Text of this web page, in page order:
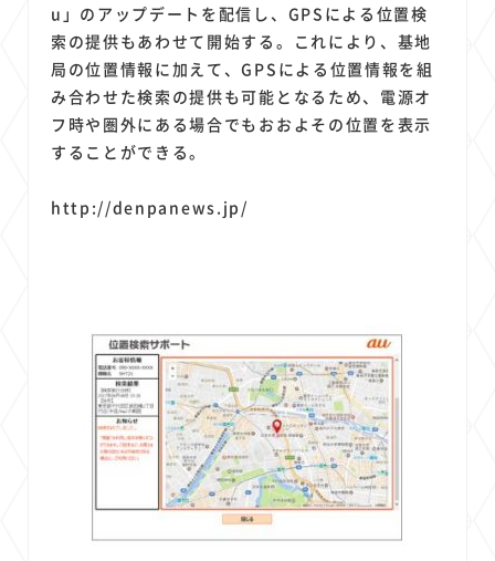
ポイントサービス 1 共通ポイント 1 経済圏 1 Azure AI 1
Google Pixel 1 surface 1 会社 1 価格 NTTドコモ 1
オンラインサロン
u」のアップデートを配信し、GPSによる位置検
索の提供もあわせて開始する。これにより、基地
局の位置情報に加えて、GPSによる位置情報を組
み合わせた検索の提供も可能となるため、電源オ
フ時や圏外にある場合でもおおよその位置を表示
することができる。
http://denpanews.jp/